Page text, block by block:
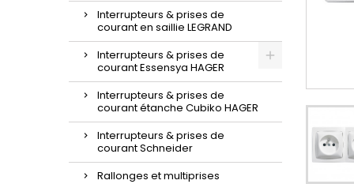
Interrupteurs & prises de
courant en saillie LEGRAND
Interrupteurs & prises de
courant Essensya HAGER
Interrupteurs & prises de
courant étanche Cubiko HAGER
Interrupteurs & prises de
courant Schneider
Rallonges et multiprises